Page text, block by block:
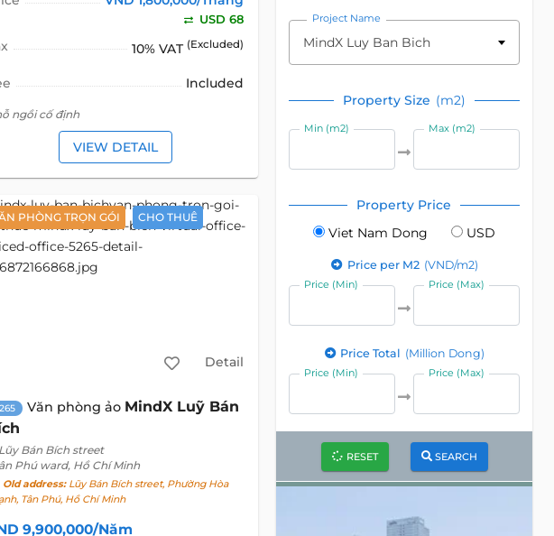
USD 68
10% VAT (Excluded)
Included
ngồi cố định
VIEW DETAIL
PHÒNG TRỌN GÓI CHO THUÊ
Detail
Văn phòng ảo MindX Luỹ Bán
Lũy Bán Bích street
Phú ward, Hồ Chí Minh
Old address:Lũy Bán Bích street, Phường Hòa
Tân Phú, Hồ Chí Minh
9,900,000/Năm
Project Name
MindX Luy Ban Bich
Property Size (m2)
Min (m2) Max (m2)
Property Price
Viet Nam Dong
USD
Price per M2 (VND/m2)
Price (Min) Price (Max)
Price Total (Million Dong)
Price (Min) Price (Max)
RESET SEARCH